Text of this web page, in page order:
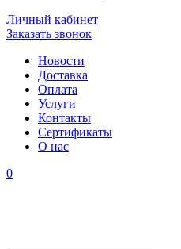
Личный кабинет
Заказать звонок
Новости
Доставка
Оплата
Услуги
Контакты
Cертификаты
О нас
0